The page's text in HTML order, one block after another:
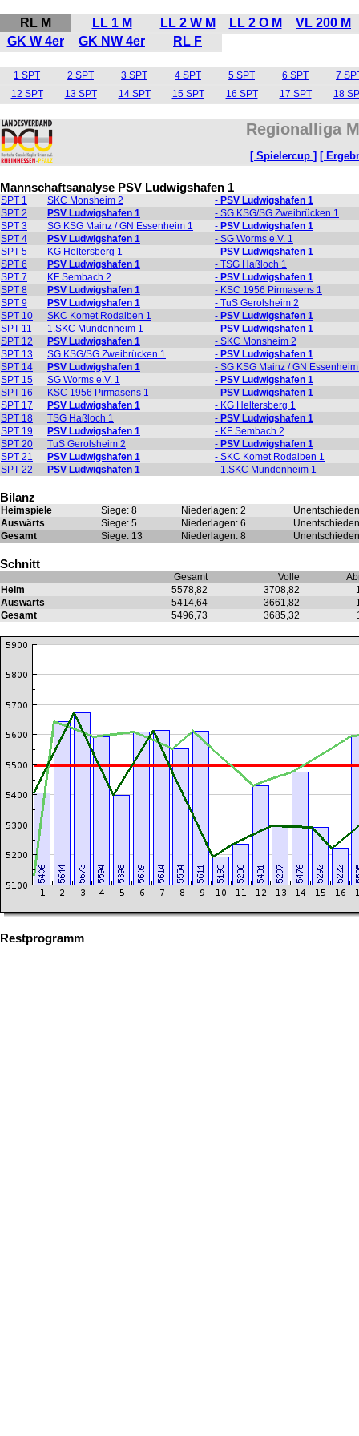
RL M LL 1 M LL 2 W M LL 2 O M
VL 200 M
GK W 4er
GK NW 4er RL F
1 SPT 2 SPT 3 SPT 4 SPT 5 SPT 6 SPT
7
12 SPT
13 SPT 14 SPT 15 SPT 16 SPT 17 SPT 18
Regionalliga
[ Spielercup ] [
Mannschaftsanalyse PSV Ludwigshafen 1
SPT 1 SKC Monsheim 2 - PSV Ludwigshafen 1
SPT 2
PSV Ludwigshafen 1
- SG KSG/SG Zweibrücken 1
SPT 3
SG KSG Mainz / GN Essenheim 1 - PSV Ludwigshafen 1
SPT 4
PSV Ludwigshafen 1
- SG Worms e.V. 1
SPT 5
KG Heltersberg 1 - PSV Ludwigshafen 1
SPT 6
PSV Ludwigshafen 1
- TSG Haßloch 1
SPT 7
KF Sembach 2 - PSV Ludwigshafen 1
SPT 8
PSV Ludwigshafen 1
- KSC 1956 Pirmasens 1
SPT 9
PSV Ludwigshafen 1
- TuS Gerolsheim 2
SPT 10
SKC Komet Rodalben 1 - PSV Ludwigshafen 1
SPT 11
1.SKC Mundenheim 1 - PSV Ludwigshafen 1
SPT 12
PSV Ludwigshafen 1
- SKC Monsheim 2
SPT 13
SG KSG/SG Zweibrücken 1 - PSV Ludwigshafen 1
SPT 14
PSV Ludwigshafen 1
- SG KSG Mainz / GN
SPT 15
SG Worms e.V. 1 - PSV Ludwigshafen 1
SPT 16
KSC 1956 Pirmasens 1 - PSV Ludwigshafen 1
SPT 17
PSV Ludwigshafen 1
- KG Heltersberg 1
SPT 18
TSG Haßloch 1 - PSV Ludwigshafen 1
SPT 19
PSV Ludwigshafen 1
- KF Sembach 2
SPT 20
TuS Gerolsheim 2 - PSV Ludwigshafen 1
SPT 21
PSV Ludwigshafen 1
- SKC Komet Rodalben 1
SPT 22
PSV Ludwigshafen 1 - 1.SKC Mundenheim 1
Bilanz
Heimspiele Siege: 8 Niederlagen: 2
Auswärts
Siege: 5 Niederlagen: 6
Gesamt
Siege: 13 Niederlagen: 8
Schnitt
Gesamt Volle
Heim
5578,82 3708,82
Auswärts
5414,64 3661,82
Gesamt
5496,73 3685,32
Restprogramm